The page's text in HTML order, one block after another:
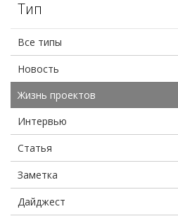
Тип
Все типы
Новость
Жизнь проектов
Интервью
Статья
Заметка
Дайджест